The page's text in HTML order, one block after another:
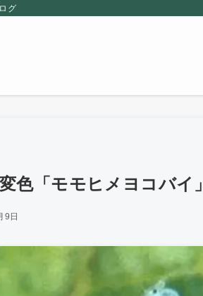
グ
色「モモヒメヨコバイ」
9日